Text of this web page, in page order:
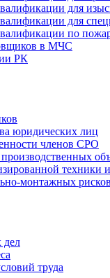
для
для
по
в МЧС
РК
юридических лиц
членов СРО
техники
монтажных рисков
дел
труда